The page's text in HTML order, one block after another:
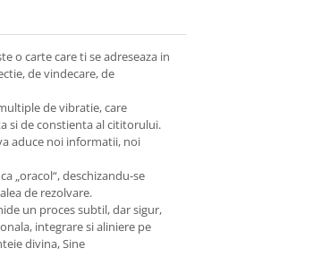
o carte care ti se adreseaza in
de vindecare, de
de vibratie, care
si de constienta al cititorului.
aduce noi informatii, noi
„oracol“, deschizandu-se
de rezolvare.
un proces subtil, dar sigur,
integrare si aliniere pe
divina, Sine